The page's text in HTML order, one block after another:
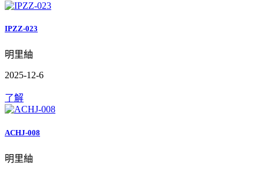
IPZZ-023
明里紬
2025-12-6
了解
ACHJ-008
明里紬